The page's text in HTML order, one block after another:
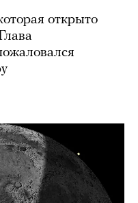
открыто